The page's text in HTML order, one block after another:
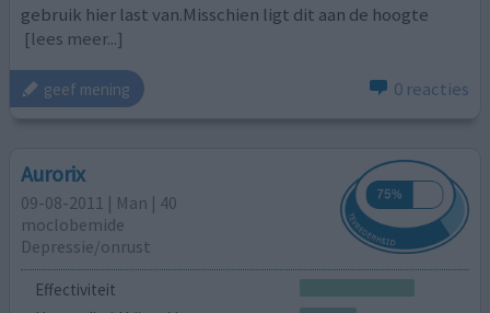
gebruik hier last van.Misschien ligt dit aan de hoogte
[lees meer...]
geef mening 0 reacties
Aurorix
09-08-2011 | Man | 40
moclobemide
Depressie/onrust
Effectiviteit